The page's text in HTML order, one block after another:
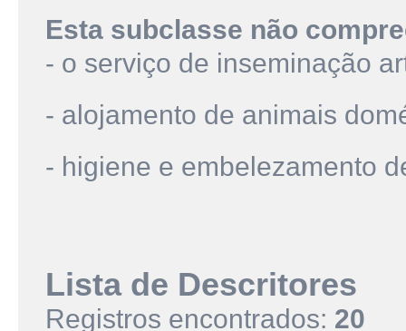
Esta subclasse não
- o serviço de inseminação
- alojamento de animais
- higiene e embelezamento
Lista de Descritores
Registros encontrados: 20